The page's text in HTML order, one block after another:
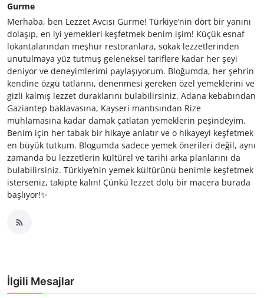
Gurme
Merhaba, ben Lezzet Avcısı Gurme! Türkiye’nin dört bir yanını
dolaşıp, en iyi yemekleri keşfetmek benim işim! Küçük esnaf
lokantalarından meşhur restoranlara, sokak lezzetlerinden
unutulmaya yüz tutmuş geleneksel tariflere kadar her şeyi
deniyor ve deneyimlerimi paylaşıyorum. Bloğumda, her şehrin
kendine özgü tatlarını, denenmesi gereken özel yemeklerini ve
gizli kalmış lezzet duraklarını bulabilirsiniz. Adana kebabından
Gaziantep baklavasına, Kayseri mantısından Rize
muhlamasına kadar damak çatlatan yemeklerin peşindeyim.
Benim için her tabak bir hikaye anlatır ve o hikayeyi keşfetmek
en büyük tutkum. Blogumda sadece yemek önerileri değil, aynı
zamanda bu lezzetlerin kültürel ve tarihi arka planlarını da
bulabilirsiniz. Türkiye’nin yemek kültürünü benimle keşfetmek
isterseniz, takipte kalın! Çünkü lezzet dolu bir macera burada
başlıyor!✨
İlgili Mesajlar